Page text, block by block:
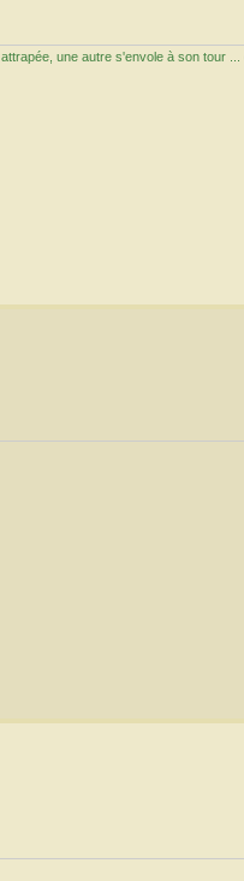
une autre s'envole à son tour ...